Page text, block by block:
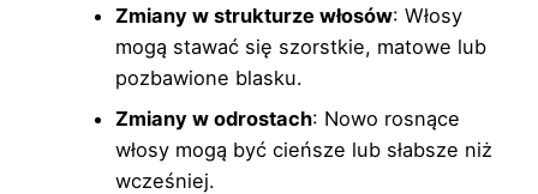
Zmiany w strukturze włosów: Włosy
mogą stawać się szorstkie, matowe lub
pozbawione blasku.
Zmiany w odrostach: Nowo rosnące
włosy mogą być cieńsze lub słabsze niż
wcześniej.